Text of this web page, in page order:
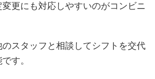
変更にも対応しやすいのがコンビニ
スタッフと相談してシフトを交代
す。